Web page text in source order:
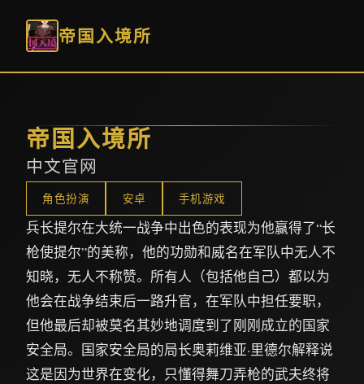
帝国入境所
帝国入境所
中文官网
角色扮演 安卓 手机游戏
兵长提尔在大统一战争中出色的表现为他赢得了“长
枪使提尔”的美称，他的功勋和威名在军队中无人不
知晓，无人不称赞。所有人（包括他自己）都以为
他会在战争结束后一路升官，在军队中担任要职，
但他最后却被莫名其妙地调度到了刚刚成立的国家
安全局。国家安全局的局长奥莉维亚·里德尔解释说
这是因为世界在变化，只懂得舞刀弄枪的武夫终将